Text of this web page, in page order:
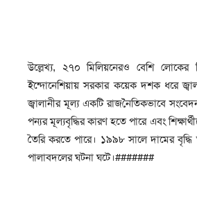
উল্লেখ্য, ২৭০ মিলিয়নেরও বেশি লোকের
ইন্দোনেশিয়ায় সরকার কয়েক দশক ধরে
জ্বালানীর মূল্য একটি রাজনৈতিকভাবে
পন্যর মূল্যবৃদ্ধির কারণ হতে পারে এবং
তৈরি করতে পারে। ১৯৯৮ সালে দামের বৃদ্ধি
পালাবদলের ঘটনা ঘটে।#######